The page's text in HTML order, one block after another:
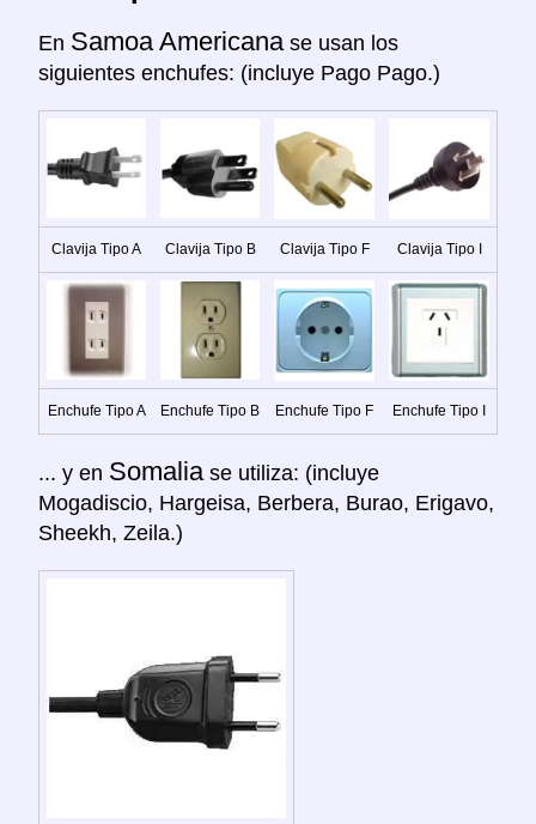
En Samoa Americana se usan los
siguientes enchufes: (incluye Pago Pago.)
Clavija Tipo A Clavija Tipo B Clavija Tipo F Clavija Tipo I
Enchufe Tipo A Enchufe Tipo B Enchufe Tipo F Enchufe Tipo I
... y en Somalia se utiliza: (incluye
Mogadiscio, Hargeisa, Berbera, Burao, Erigavo,
Sheekh, Zeila.)